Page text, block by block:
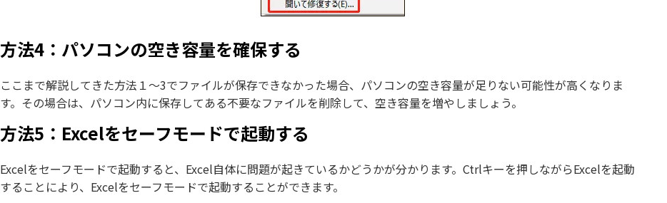
方法4：パソコンの空き容量を確保する
ここまで解説してきた方法１～3でファイルが保存できなかった場合、パソコンの空き容量が足りない可能性が高くなりま
す。その場合は、パソコン内に保存してある不要なファイルを削除して、空き容量を増やしましょう。
方法5：Excelをセーフモードで起動する
Excelをセーフモードで起動すると、Excel自体に問題が起きているかどうかが分かります。Ctrlキーを押しながらExcelを起動
することにより、Excelをセーフモードで起動することができます。